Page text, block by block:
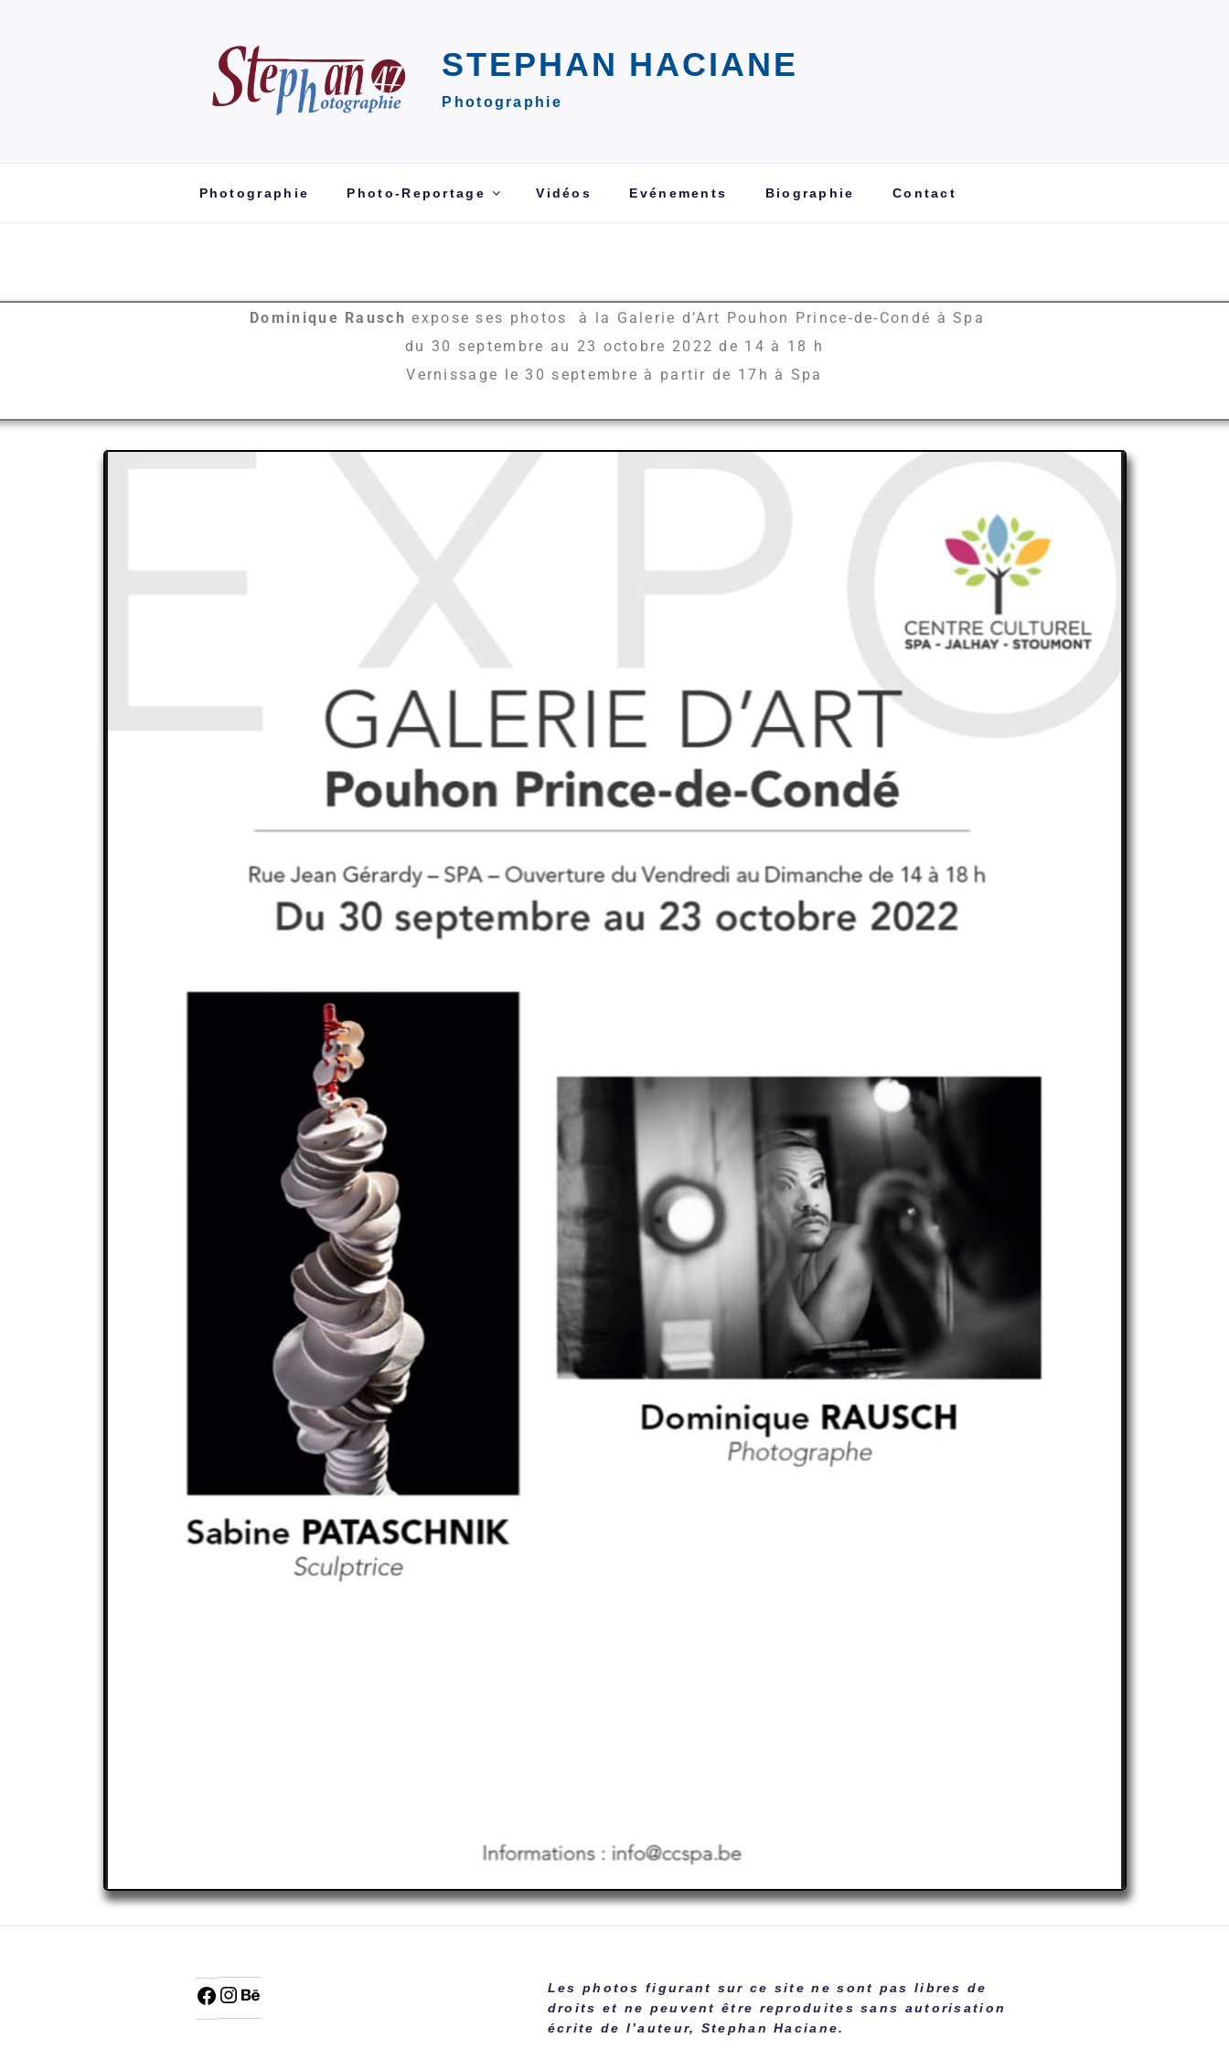
STEPHAN HACIANE
Photographie
Photographie Photo-Reportage Vidéos Evénements Biographie Contact
Dominique Rausch expose ses photos à la Galerie d’Art Pouhon Prince-de-Condé à Spa
du 30 septembre au 23 octobre 2022 de 14 à 18 h
Vernissage le 30 septembre à partir de 17h à Spa
Les photos figurant sur ce site ne sont pas libres de
droits et ne peuvent être reproduites sans autorisation
écrite de l’auteur, Stephan Haciane.